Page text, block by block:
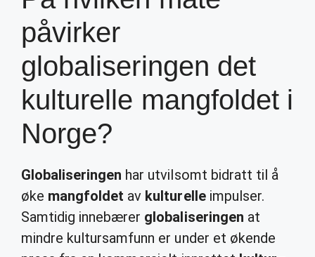
påvirker
globaliseringen det
kulturelle mangfoldet i
Norge?
Globaliseringen har utvilsomt bidratt til å
øke mangfoldet av kulturelleimpulser.
Samtidig innebærer globaliseringen at
mindre kultursamfunn er under et økende